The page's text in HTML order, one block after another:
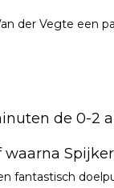
der Vegte een
de 0-2
fantastisch